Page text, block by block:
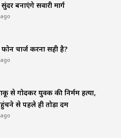
बनाएंगे सवारी मार्ग
चार्ज करना सही है?
से गोदकर युवक की निर्मम हत्या,
से पहले ही तोड़ा दम